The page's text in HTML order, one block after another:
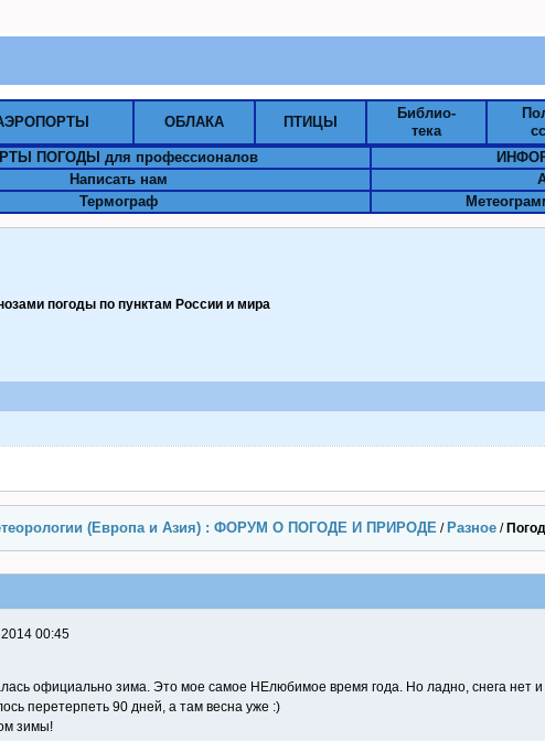
ОБЛАКА ПТИЦЫ
Библио-
тека
ПОГОДЫ для профессионалов
Написать нам
Термограф
погоды по пунктам Pоссии и мира
(Европа и Азия) : ФОРУМ О ПОГОДЕ И ПРИРОДЕ / Разное /
00:45
официально зима. Это мое самое НЕлюбимое время года. Но ладно, снега нет
перетерпеть 90 дней, а там весна уже :)
зимы!